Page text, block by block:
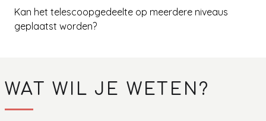
Kan het telescoopgedeelte op meerdere niveaus
geplaatst worden?
en instellen
WAT WIL JE WETEN?